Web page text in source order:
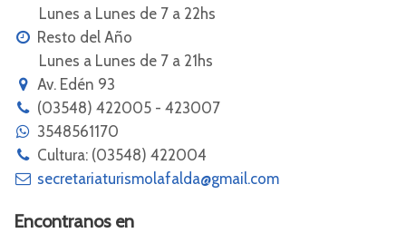
Lunes a Lunes de 7 a 22hs
Resto del Año
Lunes a Lunes de 7 a 21hs
Av. Edén 93
(03548) 422005 - 423007
3548561170
Cultura: (03548) 422004
secretariaturismolafalda@gmail.com
Encontranos en